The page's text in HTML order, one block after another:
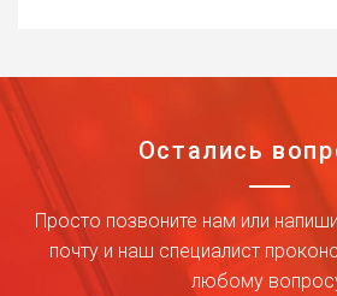
Остались
Просто позвоните нам или
почту и наш специалист
любому